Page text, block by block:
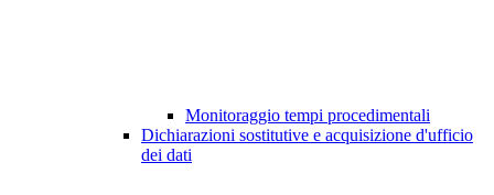
Monitoraggio tempi procedimentali
Dichiarazioni sostitutive e acquisizione d'ufficio
dei dati